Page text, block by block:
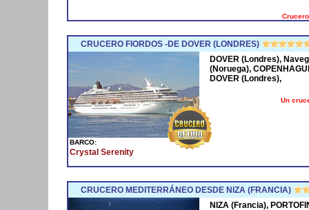
CRUCERO FIORDOS -DE DOVER (LONDRES)
BARCO:
Crystal Serenity
DOVER (Londres),
(Noruega),
DOVER (Londres),
Un
CRUCERO MEDITERRÁNEO DESDE NIZA (FRANCIA)
NIZA (Francia),